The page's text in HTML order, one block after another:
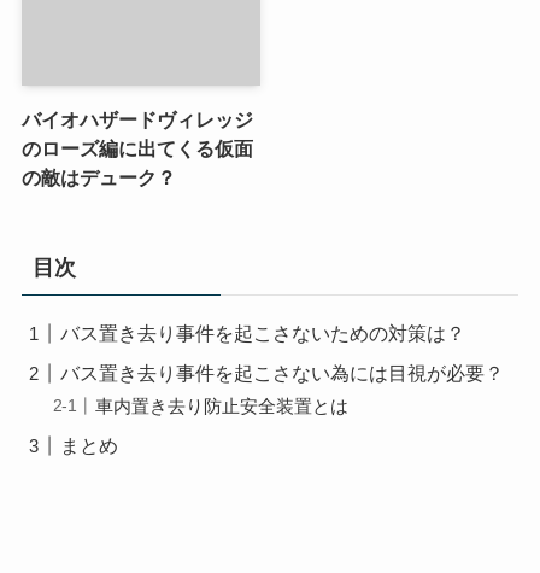
バイオハザードヴィレッジ
のローズ編に出てくる仮面
の敵はデューク？
目次
バス置き去り事件を起こさないための対策は？
バス置き去り事件を起こさない為には目視が必要？
車内置き去り防止安全装置とは
まとめ